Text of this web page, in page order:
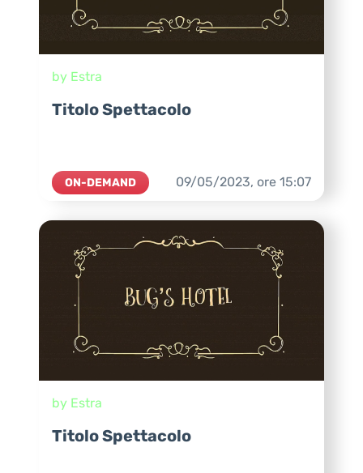
by Estra
Titolo Spettacolo
ON-DEMAND 09/05/2023, ore 15:07
by Estra
Titolo Spettacolo